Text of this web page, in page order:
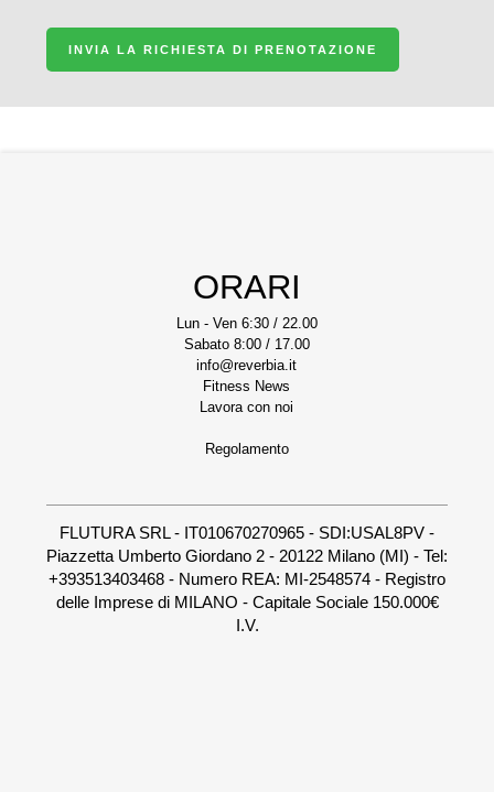
INVIA LA RICHIESTA DI PRENOTAZIONE
ORARI
Lun - Ven 6:30 / 22.00
Sabato 8:00 / 17.00
info@reverbia.it
Fitness News
Lavora con noi
Regolamento
FLUTURA SRL - IT010670270965 - SDI:USAL8PV -
Piazzetta Umberto Giordano 2 - 20122 Milano (MI) - Tel:
+393513403468 - Numero REA: MI-2548574 - Registro
delle Imprese di MILANO - Capitale Sociale 150.000€
I.V.